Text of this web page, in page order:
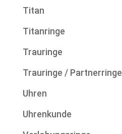
Titan
Titanringe
Trauringe
Trauringe / Partnerringe
Uhren
Uhrenkunde